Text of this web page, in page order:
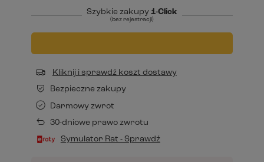
Szybkie zakupy 1-Click
(bez rejestracji)
Kliknij i sprawdź koszt dostawy
Bezpieczne zakupy
Darmowy zwrot
30-dniowe prawo zwrotu
Symulator Rat - Sprawdź